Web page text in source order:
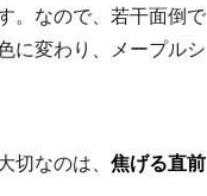
。なので、若干面倒で
に変わり、メープルシ
切なのは、 焦げる直前